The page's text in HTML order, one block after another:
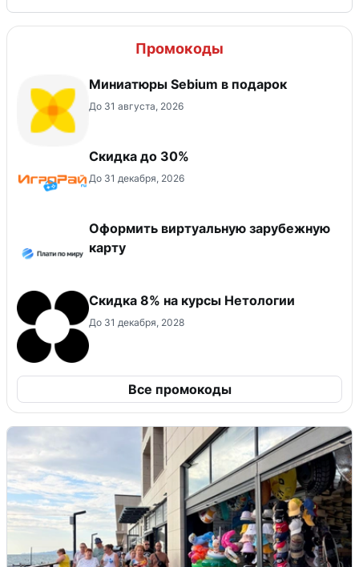
Промокоды
Миниатюры Sebium в подарок
До 31 августа, 2026
Скидка до 30%
До 31 декабря, 2026
Оформить виртуальную зарубежную
карту
Скидка 8% на курсы Нетологии
До 31 декабря, 2028
Все промокоды